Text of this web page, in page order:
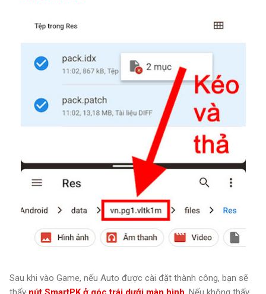
Sau khi vào Game, nếu Auto được cài đặt thành công, bạn sẽ